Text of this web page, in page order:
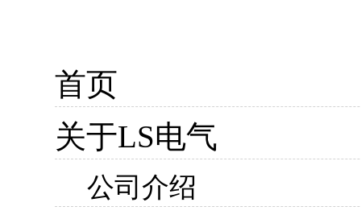
首页
关于LS电气
公司介绍